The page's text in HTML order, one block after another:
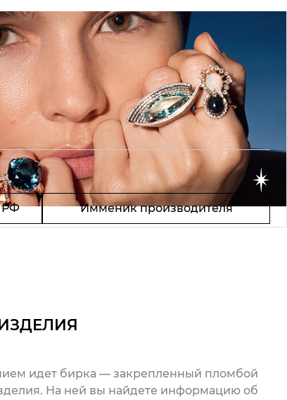
РФ Имменик производителя
идет бирка — закрепленный пломбой
На ней вы найдете информацию об